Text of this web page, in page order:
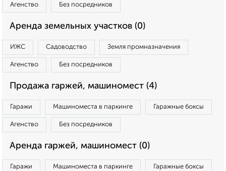
Агенство Без посредников
Аренда земельных участков (0)
ИЖС Садоводство Земля промназначения
Агенство Без посредников
Продажа гаржей, машиномест (4)
Гаражи Машиноместа в паркинге Гаражные боксы
Агенство Без посредников
Аренда гаржей, машиномест (0)
Гаражи Машиноместа в паркинге Гаражные боксы